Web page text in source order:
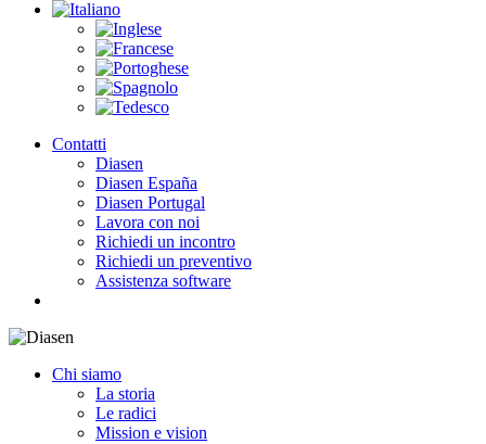
Contatti
Diasen
Diasen España
Diasen Portugal
Lavora con noi
Richiedi un incontro
Richiedi un preventivo
Assistenza software
Chi siamo
La storia
Le radici
Mission e vision